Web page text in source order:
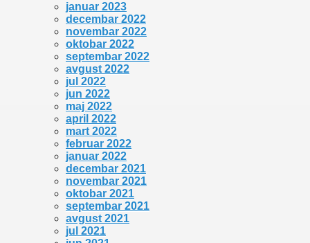
januar 2023
decembar 2022
novembar 2022
oktobar 2022
septembar 2022
avgust 2022
jul 2022
jun 2022
maj 2022
april 2022
mart 2022
februar 2022
januar 2022
decembar 2021
novembar 2021
oktobar 2021
septembar 2021
avgust 2021
jul 2021